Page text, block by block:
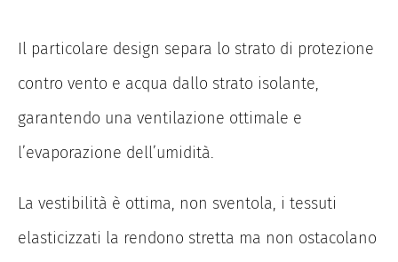
Il particolare design separa lo strato di protezione
contro vento e acqua dallo strato isolante,
garantendo una ventilazione ottimale e
l’evaporazione dell’umidità.
La vestibilità è ottima, non sventola, i tessuti
elasticizzati la rendono stretta ma non ostacolano